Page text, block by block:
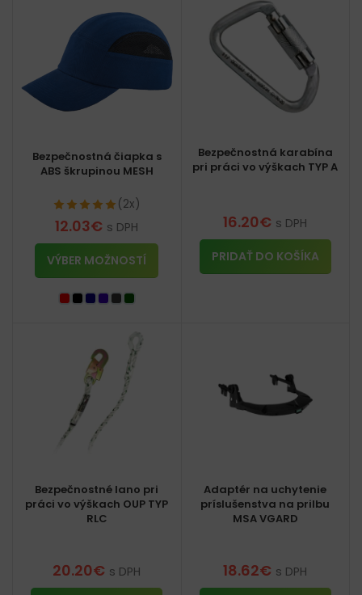
Bezpečnostná čiapka s
ABS škrupinou MESH
(2x)
12.03€ s DPH
VÝBER MOŽNOSTÍ
Bezpečnostná karabína
pri práci vo výškach TYP A
16.20€ s DPH
PRIDAŤ DO KOŠÍKA
Bezpečnostné lano pri
práci vo výškach OUP TYP
RLC
20.20€ s DPH
Adaptér na uchytenie
príslušenstva na prilbu
MSA VGARD
18.62€ s DPH